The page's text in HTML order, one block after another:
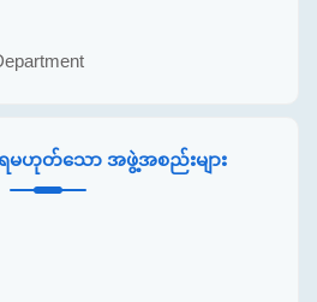
မဟုတ်သော အဖွဲ့အစည်းများ